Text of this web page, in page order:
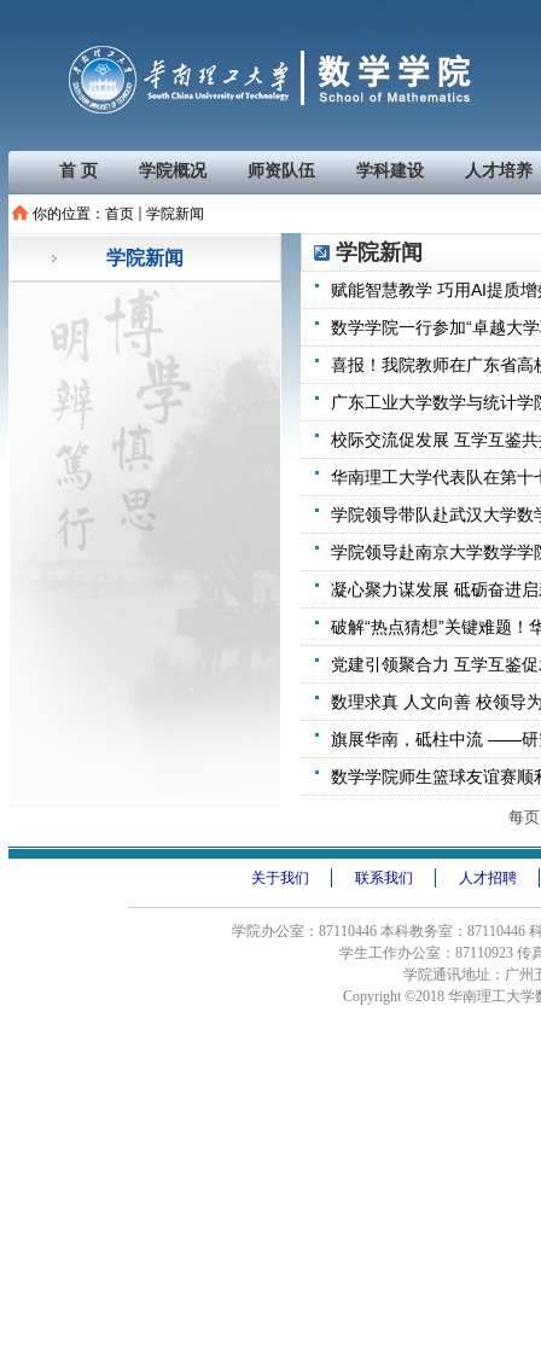
首 页 学院概况 师资队伍 学科建设 人才培养
你的位置： 首页 学院新闻
学院新闻 学院新闻
赋能智慧教学 巧用AI提质
数学学院一行参加“卓越大
喜报！我院教师在广东省
广东工业大学数学与统计学
校际交流促发展 互学互鉴
华南理工大学代表队在第
学院领导带队赴武汉大学数
学院领导赴南京大学数学
凝心聚力谋发展 砥砺奋进
破解“热点猜想”关键难题！
党建引领聚合力 互学互鉴
数理求真 人文向善 校领导
旗展华南，砥柱中流 ——研
数学学院师生篮球友谊赛顺
每
关于我们 联系我们 人才招聘
学院办公室：87110446 本科教务室：87110446
学生工作办公室：87110923 传
学院通讯地址：广州
Copyright ©2018 华南理工大学